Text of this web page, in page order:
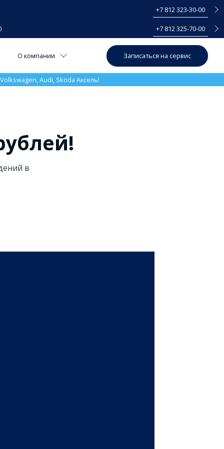
+7 812 323-30-00
+7 812 325-70-00
О компании Записаться на сервис
Audi, Skoda Аксель!
в